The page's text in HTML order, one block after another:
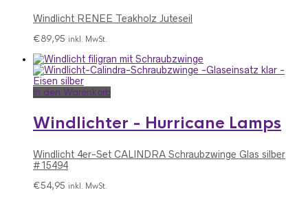
Windlicht RENEE Teakholz Juteseil
€89,95 inkl. MwSt.
In den Warenkorb
Windlichter - Hurricane Lamps
Windlicht 4er-Set CALINDRA Schraubzwinge Glas silber
#15494
€54,95 inkl. MwSt.